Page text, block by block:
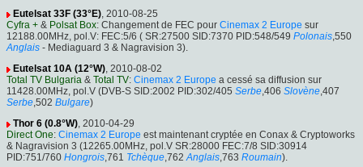
Eutelsat 33F (33°E), 2010-08-25
Cyfra + & Polsat Box: Changement de FEC pour Cinemax 2 Europe sur
12188.00MHz, pol.V: FEC:5/6 ( SR:27500 SID:7370 PID:548/549 Polonais,550
Anglais - Mediaguard 3 & Nagravision 3).
Eutelsat 10A (12°W), 2010-08-02
Total TV Bulgaria & Total TV: Cinemax 2 Europe a cessé sa diffusion sur
11428.00MHz, pol.V (DVB-S SID:2002 PID:302/405 Serbe,406 Slovène,407
Serbe,502 Bulgare)
Thor 6 (0.8°W), 2010-04-29
Direct One: Cinemax 2 Europe est maintenant cryptée en Conax & Cryptoworks
& Nagravision 3 (12265.00MHz, pol.V SR:28000 FEC:7/8 SID:30914
PID:751/760 Hongrois,761 Tchèque,762 Anglais,763 Roumain).